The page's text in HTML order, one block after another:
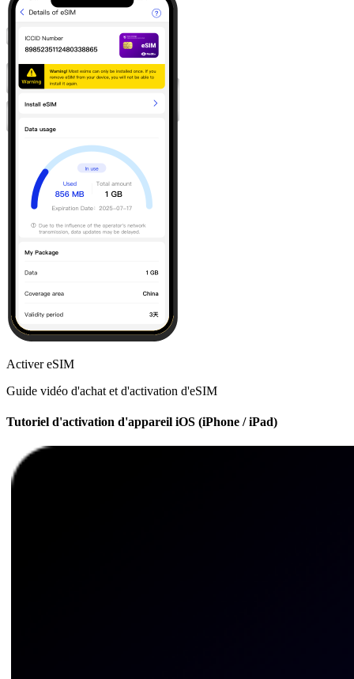
Activer eSIM
Guide vidéo d'achat et d'activation d'eSIM
Tutoriel d'activation d'appareil iOS (iPhone / iPad)